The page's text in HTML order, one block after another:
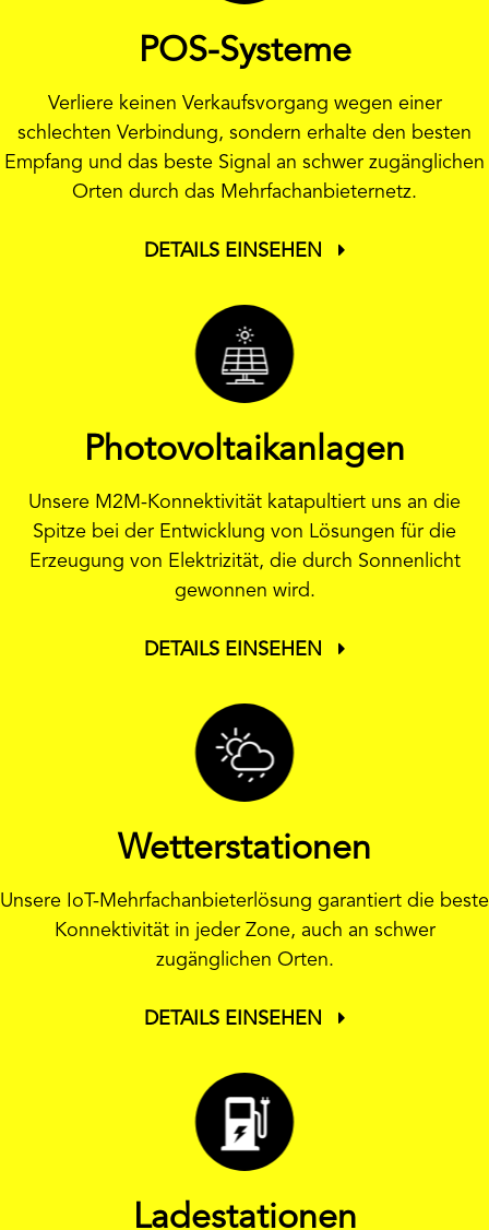
POS-Systeme
Verliere keinen Verkaufsvorgang wegen einer
schlechten Verbindung, sondern erhalte den besten
Empfang und das beste Signal an schwer zugänglichen
Orten durch das Mehrfachanbieternetz.
DETAILS EINSEHEN
Photovoltaikanlagen
Unsere M2M-Konnektivität katapultiert uns an die
Spitze bei der Entwicklung von Lösungen für die
Erzeugung von Elektrizität, die durch Sonnenlicht
gewonnen wird.
DETAILS EINSEHEN
Wetterstationen
Unsere IoT-Mehrfachanbieterlösung garantiert die beste
Konnektivität in jeder Zone, auch an schwer
zugänglichen Orten.
DETAILS EINSEHEN
Ladestationen